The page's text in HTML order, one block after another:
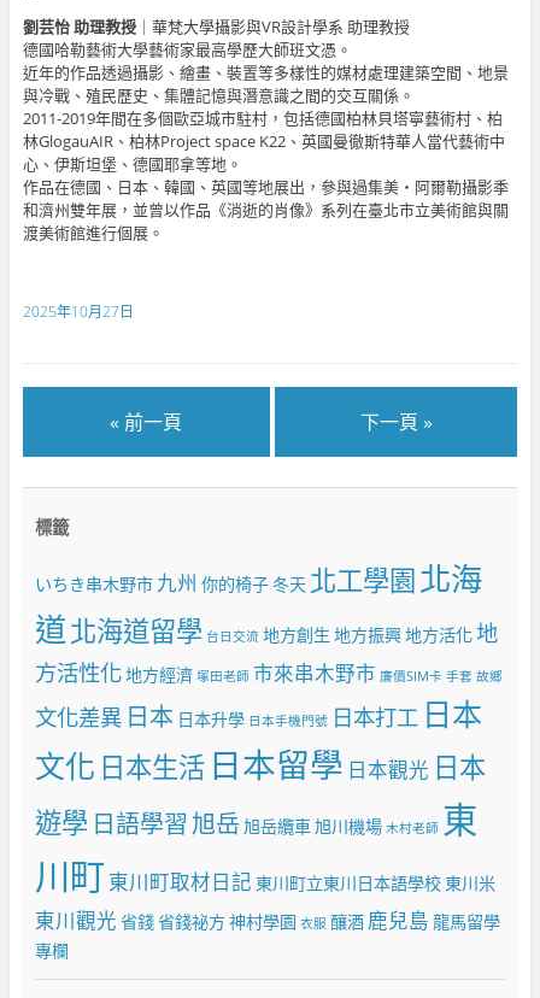
劉芸怡 助理教授｜華梵大學攝影與VR設計學系 助理教授
德國哈勒藝術大學藝術家最高學歷大師班文憑。
近年的作品透過攝影、繪畫、裝置等多樣性的媒材處理建築空間、地景
與冷戰、殖民歷史、集體記憶與潛意識之間的交互關係。
2011-2019年間在多個歐亞城市駐村，包括德國柏林貝塔寧藝術村、柏
林GlogauAIR、柏林Project space K22、英國曼徹斯特華人當代藝術中
心、伊斯坦堡、德國耶拿等地。
作品在德國、日本、韓國、英國等地展出，參與過集美・阿爾勒攝影季
和濟州雙年展，並曾以作品《消逝的肖像》系列在臺北市立美術館與關
渡美術館進行個展。
2025年10月27日
« 前一頁 下一頁 »
標籤
いちき串木野市 九州 你的椅子冬天 北工學園北海
道北海道留學 台日交流 地方創生 地方振興地方活化地
方活性化地方經濟 塚田老師 市來串木野市 廉價SIM卡 手套 故鄉
文化差異 日本 日本升學 日本手機門號 日本打工 日本
文化 日本生活 日本留學 日本觀光 日本
遊學 日語學習 旭岳 旭岳纜車旭川機場 木村老師 東
川町東川町取材日記 東川町立東川日本語學校 東川米
東川觀光 省錢省錢祕方神村學園 衣服 釀酒 鹿兒島 龍馬留學
專欄